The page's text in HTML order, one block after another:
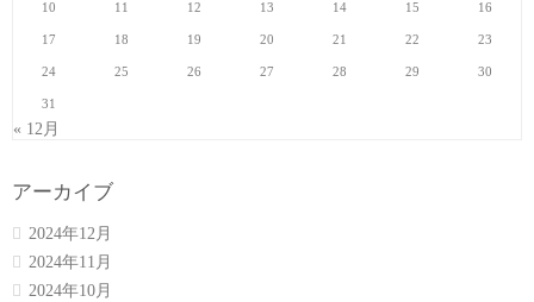
10 11 12 13 14 15 16
17 18 19 20 21 22 23
24 25 26 27 28 29 30
31
« 12月
アーカイブ
2024年12月
2024年11月
2024年10月